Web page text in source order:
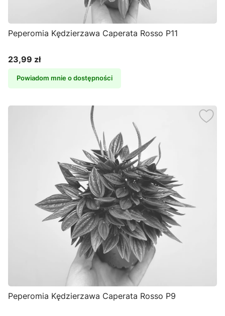
Peperomia Kędzierzawa Caperata Rosso P11
Cena
23,99 zł
Powiadom mnie o dostępności
Peperomia Kędzierzawa Caperata Rosso P9